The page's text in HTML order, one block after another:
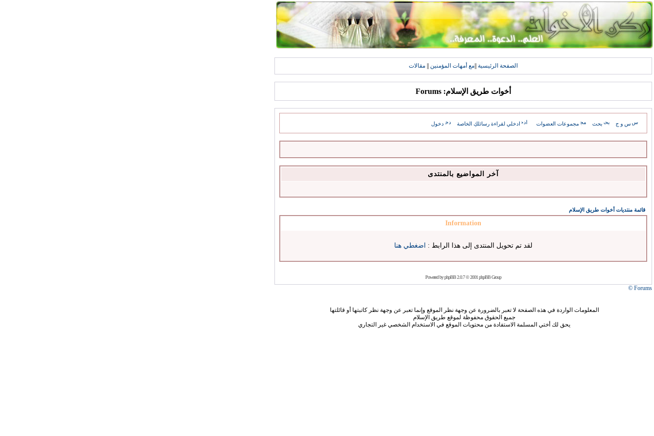
الصفحة الرئيسية مع أمهات المؤمنين مقالات
أخوات طريق الإسلام: Forums
س و ج بحث مجموعات العضوات ادخلي لقراءة رسائلكِ الخاصة دخول
آخر المواضيع بالمنتدى
قائمة منتديات أخوات طريق الإسلام
Information
لقد تم تحويل المنتدى إلى هذا الرابط : اضغطي هنا
Powered byphpBB2.0.7 © 2001 phpBB Group
Forums ©
المعلومات الواردة في هذه الصفحة لا تعبر بالضرورة عن وجهة نظر الموقع وإنما تعبر عن وجهة نظر كاتبتها أو قائلتها
جميع الحقوق محفوظة لموقع طريق الإسلام
يحق لك أختي المسلمة الاستفادة من محتويات الموقع في الاستخدام الشخصي غير التجاري